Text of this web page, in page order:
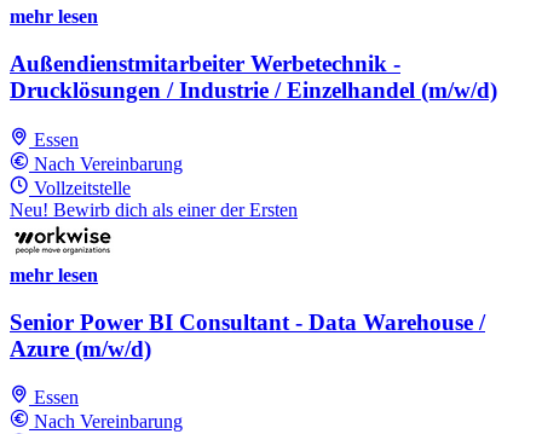
mehr lesen
Außendienstmitarbeiter Werbetechnik -
Drucklösungen / Industrie / Einzelhandel (m/w/d)
Essen
Nach Vereinbarung
Vollzeitstelle
Neu! Bewirb dich als einer der Ersten
mehr lesen
Senior Power BI Consultant - Data Warehouse /
Azure (m/w/d)
Essen
Nach Vereinbarung